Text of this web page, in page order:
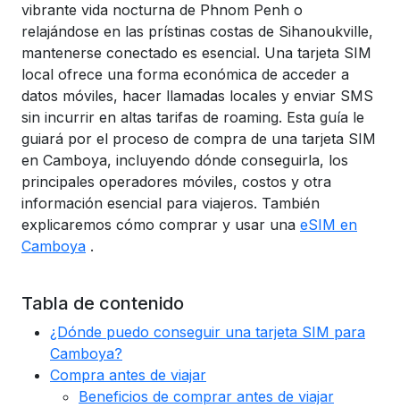
vibrante vida nocturna de Phnom Penh o
relajándose en las prístinas costas de Sihanoukville,
mantenerse conectado es esencial. Una tarjeta SIM
local ofrece una forma económica de acceder a
datos móviles, hacer llamadas locales y enviar SMS
sin incurrir en altas tarifas de roaming. Esta guía le
guiará por el proceso de compra de una tarjeta SIM
en Camboya, incluyendo dónde conseguirla, los
principales operadores móviles, costos y otra
información esencial para viajeros. También
explicaremos cómo comprar y usar una eSIM en
Camboya .
Tabla de contenido
¿Dónde puedo conseguir una tarjeta SIM para
Camboya?
Compra antes de viajar
Beneficios de comprar antes de viajar